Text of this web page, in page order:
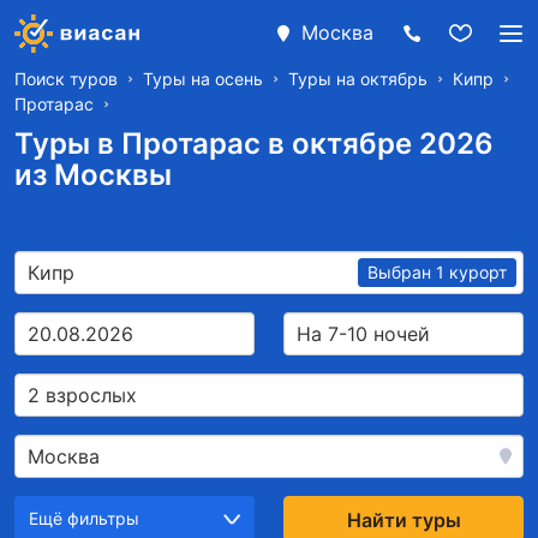
Москва
Поиск туров Туры на осень Туры на октябрь
Кипр
Протарас
Туры в Протарас в октябре 2026
из Москвы
Кипр Выбран 1 курорт
20.08.2026 На 7-10 ночей
2 взрослых
Москва
Ещё фильтры Найти туры